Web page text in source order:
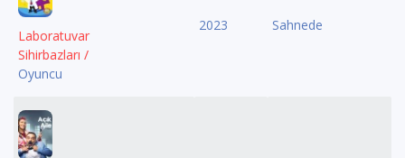
Laboratuvar
Sihirbazları /
Oyuncu
2023 Sahnede